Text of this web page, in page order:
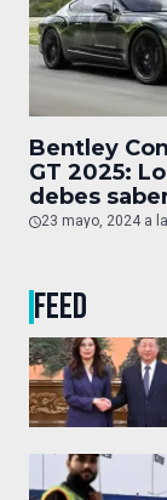
Bentley
GT 2025:
debes
auto de
23 mayo, 2024 a
FEED